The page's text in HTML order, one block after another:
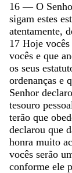
16 — O
sigam estes
atentamente,
17 Hoje vocês
vocês e que
os seus
ordenanças e
Senhor
tesouro
terão que
declarou que
honra muito
vocês serão
conforme ele